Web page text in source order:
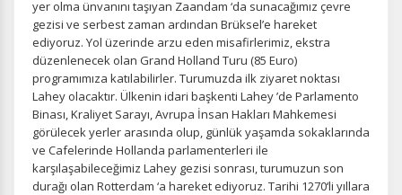
yer olma ünvanını taşıyan Zaandam ‘da sunacağımız çevre
gezisi ve serbest zaman ardından Brüksel’e hareket
ediyoruz. Yol üzerinde arzu eden misafirlerimiz, ekstra
düzenlenecek olan Grand Holland Turu (85 Euro)
programımıza katılabilirler. Turumuzda ilk ziyaret noktası
Lahey olacaktır. Ülkenin idari başkenti Lahey ’de Parlamento
Binası, Kraliyet Sarayı, Avrupa İnsan Hakları Mahkemesi
görülecek yerler arasında olup, günlük yaşamda sokaklarında
ve Cafelerinde Hollanda parlamenterleri ile
karşılaşabileceğimiz Lahey gezisi sonrası, turumuzun son
durağı olan Rotterdam ‘a hareket ediyoruz. Tarihi 1270‘li yıllara